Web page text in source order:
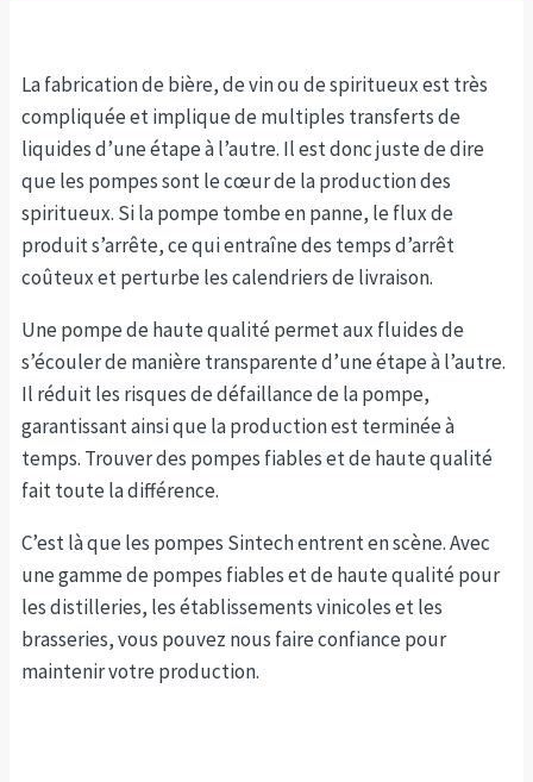
La fabrication de bière, de vin ou de spiritueux est très
compliquée et implique de multiples transferts de
liquides d’une étape à l’autre. Il est donc juste de dire
que les pompes sont le cœur de la production des
spiritueux. Si la pompe tombe en panne, le flux de
produit s’arrête, ce qui entraîne des temps d’arrêt
coûteux et perturbe les calendriers de livraison.
Une pompe de haute qualité permet aux fluides de
s’écouler de manière transparente d’une étape à l’autre.
Il réduit les risques de défaillance de la pompe,
garantissant ainsi que la production est terminée à
temps. Trouver des pompes fiables et de haute qualité
fait toute la différence.
C’est là que les pompes Sintech entrent en scène. Avec
une gamme de pompes fiables et de haute qualité pour
les distilleries, les établissements vinicoles et les
brasseries, vous pouvez nous faire confiance pour
maintenir votre production.